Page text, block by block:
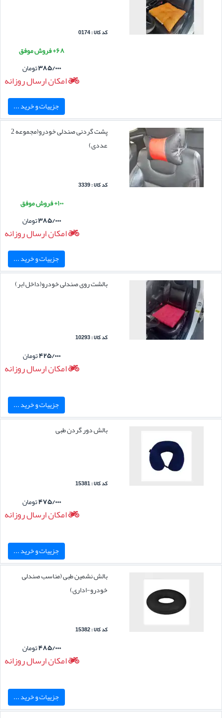
کد کالا : 0174
۶۸+ فروش موفق
۳۸۵/۰۰۰تومان
امکان ارسال روزانه
جزییات و خرید ...
پشت گردنی صندلی خودرو(مجموعه 2
عددی)
کد کالا : 3339
۱۰۰+ فروش موفق
۳۸۵/۰۰۰تومان
امکان ارسال روزانه
جزییات و خرید ...
بالشت روی صندلی خودرو(داخل ابر)
کد کالا : 10293
۴۲۵/۰۰۰تومان
امکان ارسال روزانه
جزییات و خرید ...
بالش دور گردن طبی
کد کالا : 15381
۴۷۵/۰۰۰تومان
امکان ارسال روزانه
جزییات و خرید ...
بالش نشمین طبی (مناسب صندلی
خودرو-اداری)
کد کالا : 15382
۴۸۵/۰۰۰تومان
امکان ارسال روزانه
جزییات و خرید ...